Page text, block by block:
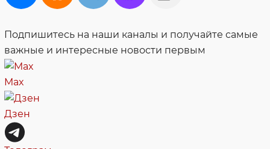
Подпишитесь на наши каналы и получайте самые
важные и интересные новости первым
Max
Дзен